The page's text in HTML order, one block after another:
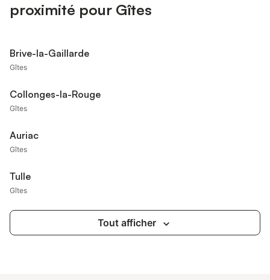
proximité pour Gîtes
Brive-la-Gaillarde
Gîtes
Collonges-la-Rouge
Gîtes
Auriac
Gîtes
Tulle
Gîtes
Tout afficher